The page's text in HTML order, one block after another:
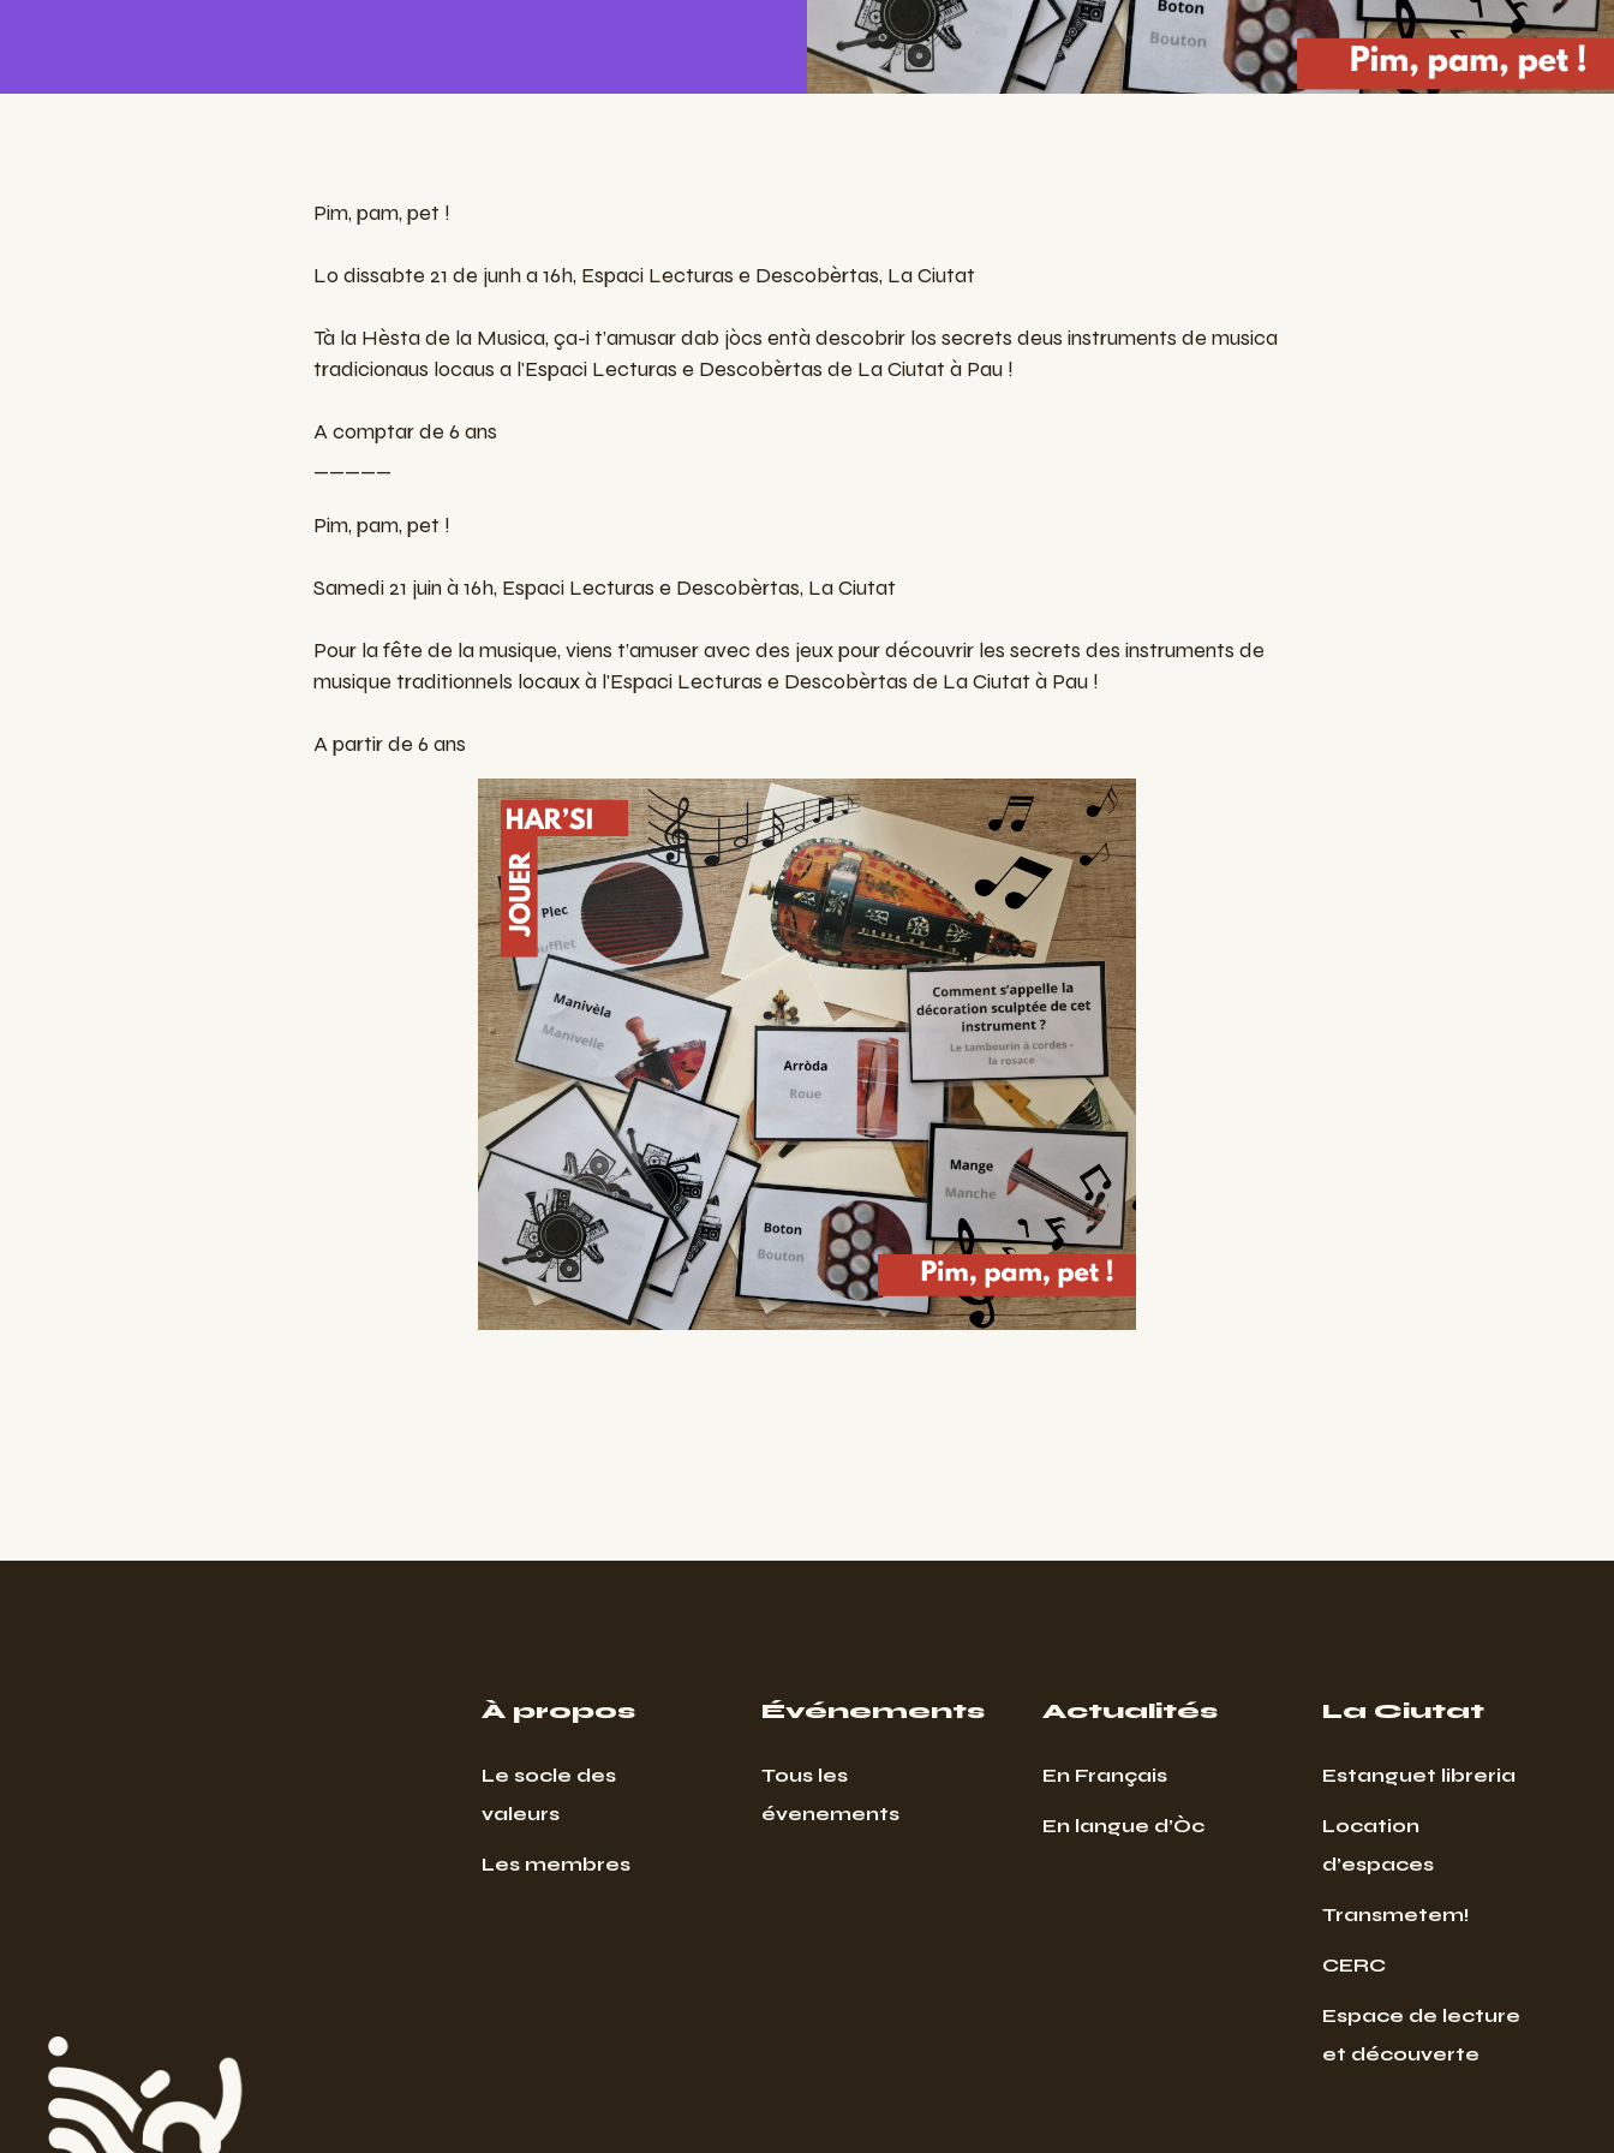
Pim, pam, pet !
Lo dissabte 21 de junh a 16h, Espaci Lecturas e Descobèrtas, La Ciutat
Tà la Hèsta de la Musica, ça-i t’amusar dab jòcs entà descobrir los secrets deus instruments de musica
tradicionaus locaus a l'Espaci Lecturas e Descobèrtas de La Ciutat à Pau !
A comptar de 6 ans
Pim, pam, pet !
Samedi 21 juin à 16h, Espaci Lecturas e Descobèrtas, La Ciutat
Pour la fête de la musique, viens t’amuser avec des jeux pour découvrir les secrets des instruments de
musique traditionnels locaux à l'Espaci Lecturas e Descobèrtas de La Ciutat à Pau !
A partir de 6 ans
À propos
Le socle des
valeurs
Les membres
Événements
Tous les
évenements
Actualités
En Français
En langue d’Òc
La Ciutat
Estanguet libreria
Location
d’espaces
Transmetem!
CERC
Espace de lecture
et découverte